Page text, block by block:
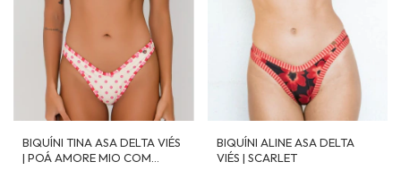
BIQUÍNI TINA ASA DELTA VIÉS
| POÁ AMORE MIO COM
BIQUÍNI ALINE ASA DELTA
VIÉS | SCARLET